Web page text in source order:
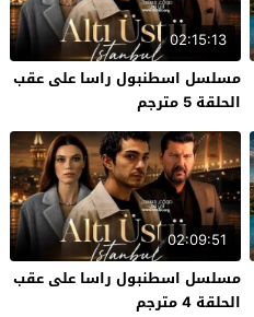
02:15:13
مسلسل اسطنبول راسا على عقب
الحلقة 5 مترجم
02:09:51
مسلسل اسطنبول راسا على عقب
الحلقة 4 مترجم